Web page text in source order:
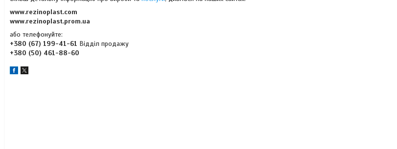
www.rezinoplast.com
www.rezinoplast.prom.ua
або телефонуйте:
+380 (67) 199-41-61 Відділ продажу
+380 (50) 461-88-60